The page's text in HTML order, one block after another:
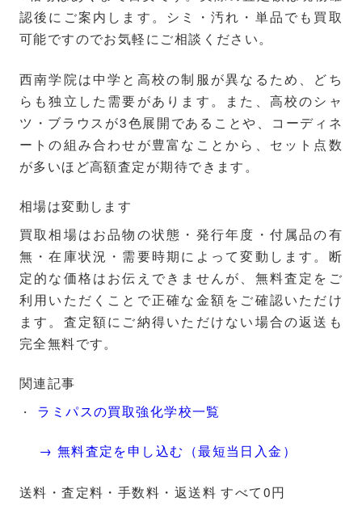
認後にご案内します。シミ・汚れ・単品でも買取
可能ですのでお気軽にご相談ください。
西南学院は中学と高校の制服が異なるため、どち
らも独立した需要があります。また、高校のシャ
ツ・ブラウスが3色展開であることや、コーディネ
ートの組み合わせが豊富なことから、セット点数
が多いほど高額査定が期待できます。
相場は変動します
買取相場はお品物の状態・発行年度・付属品の有
無・在庫状況・需要時期によって変動します。断
定的な価格はお伝えできませんが、無料査定をご
利用いただくことで正確な金額をご確認いただけ
ます。査定額にご納得いただけない場合の返送も
完全無料です。
関連記事
ラミパスの買取強化学校一覧
→ 無料査定を申し込む（最短当日入金）
送料・査定料・手数料・返送料 すべて0円